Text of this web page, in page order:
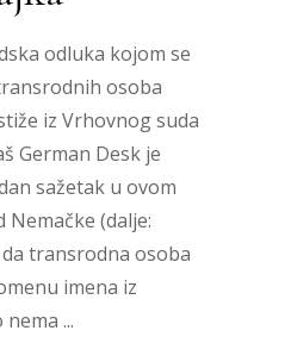
odluka kojom se
osoba
iz Vrhovnog suda
German Desk je
sažetak u ovom
(dalje:
da transrodna osoba
imena iz
nema